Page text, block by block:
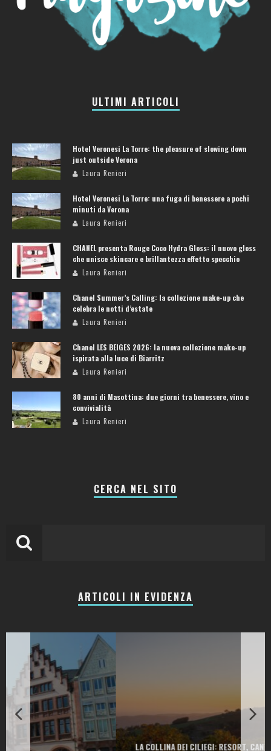
ULTIMI ARTICOLI
Hotel Veronesi La Torre: the pleasure of slowing down
just outside Verona
Laura Renieri
Hotel Veronesi La Torre: una fuga di benessere a pochi
minuti da Verona
Laura Renieri
CHANEL presenta Rouge Coco Hydra Gloss: il nuovo gloss
che unisce skincare e brillantezza effetto specchio
Laura Renieri
Chanel Summer’s Calling: la collezione make-up che
celebra le notti d’estate
Laura Renieri
Chanel LES BEIGES 2026: la nuova collezione make-up
ispirata alla luce di Biarritz
Laura Renieri
80 anni di Masottina: due giorni tra benessere, vino e
convivialità
Laura Renieri
CERCA NEL SITO
ARTICOLI IN EVIDENZA
LA COLLINA DEI CILIEGI: RESORT, CANTINA E RISTORANTI TRA LE